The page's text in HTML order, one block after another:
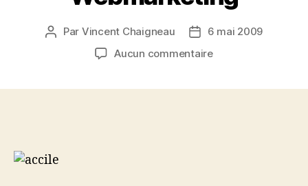
Auteur
Par Vincent Chaigneau
Date
de
6 mai 2009
Aucun commentairesur